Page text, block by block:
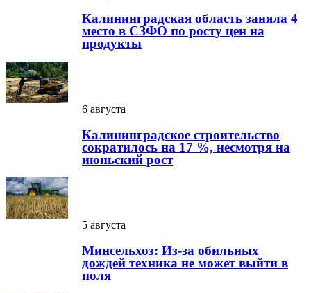
Калининградская область заняла 4
место в СЗФО по росту цен на
продукты
6 августа
Калининградское строительство
сократилось на 17 %, несмотря на
июньский рост
5 августа
Минсельхоз: Из-за обильных
дождей техника не может выйти в
поля